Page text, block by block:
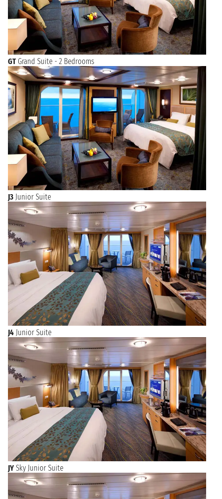
GT Grand Suite - 2 Bedrooms
J3 Junior Suite
J4 Junior Suite
JY Sky Junior Suite